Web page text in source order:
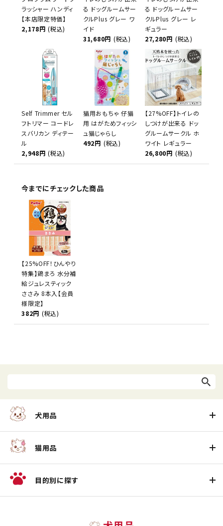
ラッシャー ハンディ
【本店限定特価】
2,178円 (税込)
る ドッグルームサー
クルPlus グレー ワ
イド
31,680円 (税込)
る ドッグルームサー
クルPlus グレー レ
ギュラー
27,280円 (税込)
Self Trimmer セル
フトリマー コードレ
スバリカン ディテー
ル
2,948円 (税込)
猫用おもちゃ 仔猫
用 はがためフィッシ
ュ猫じゃらし
492円 (税込)
【27%OFF】トイレの
しつけが出来る ドッ
グルームサークル ホ
ワイト レギュラー
26,800円 (税込)
今までにチェックした商品
【25%OFF！ひんやり
特集】鶏まろ 水分補
給ジュレスティック
ささみ 8本入【会員
様限定】
382円 (税込)
犬用品
猫用品
目的別に探す